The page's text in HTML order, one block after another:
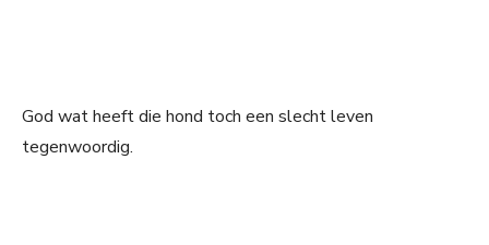
God wat heeft die hond toch een slecht leven
tegenwoordig.